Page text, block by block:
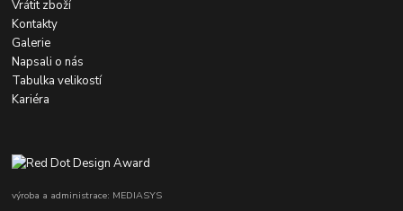
Vrátit zboží
Kontakty
Galerie
Napsali o nás
Tabulka velikostí
Kariéra
výroba a administrace: MEDIASYS